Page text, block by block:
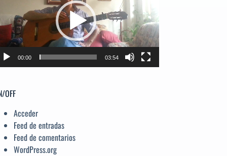
volumen.
00:00 03:54
OFF
Acceder
Feed de entradas
Feed de comentarios
WordPress.org